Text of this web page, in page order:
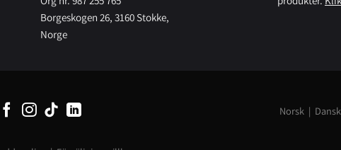
Borgeskogen 26, 3160 Stokke,
Norge
Norsk | Dansk